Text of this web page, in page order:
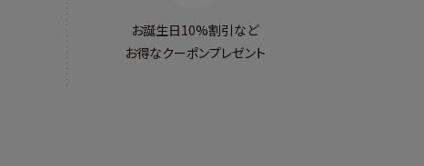
お誕生日10%割引など
お得なクーポンプレゼント